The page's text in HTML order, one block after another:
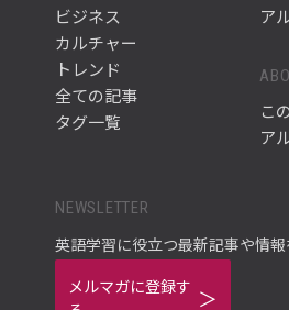
ビジネス
カルチャー
トレンド
全ての記事
タグ一覧
ア
こ
ア
NEWSLETTER
英語学習に役立つ最新記事や情報
メルマガに登録す